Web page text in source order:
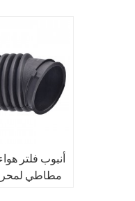
أنبوب فلتر
مطاطي